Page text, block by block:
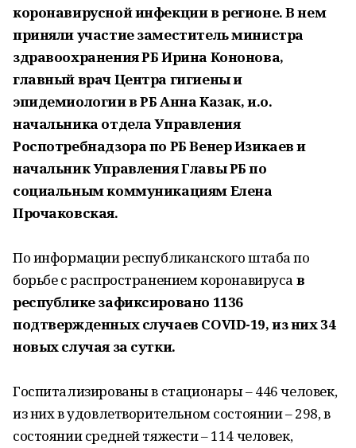
коронавирусной инфекции в регионе. В нем
приняли участие заместитель министра
здравоохранения РБ Ирина Кононова,
главный врач Центра гигиены и
эпидемиологии в РБ Анна Казак, и.о.
начальника отдела Управления
Роспотребнадзора по РБ Венер Изикаев и
начальник Управления Главы РБ по
социальным коммуникациям Елена
Прочаковская.
По информации республиканского штаба по
борьбе с распространением коронавируса в
республике зафиксировано 1136
подтвержденных случаев COVID-19, из них 34
новых случая за сутки.
Госпитализированы в стационары – 446 человек,
из них в удовлетворительном состоянии – 298, в
состоянии средней тяжести – 114 человек,